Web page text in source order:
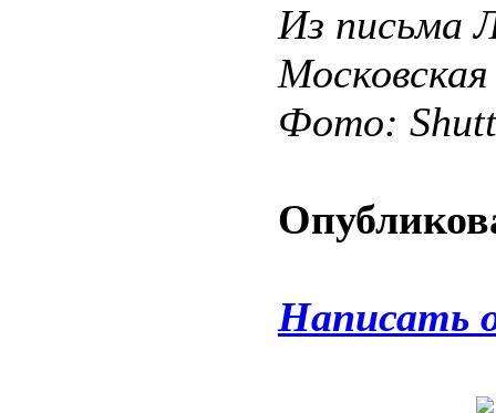
Из письма
Фото:
Написать